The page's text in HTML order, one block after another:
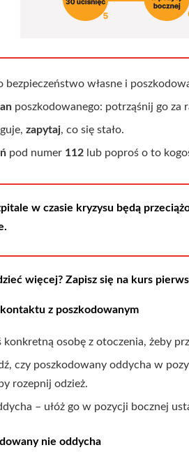
bezpieczeństwo własne i
poszkodowanego: potrząśnij go za
zapytaj, co się stało.
pod numer 112 lub poproś o to
w czasie kryzysu będą
więcej? Zapisz się na kurs
z poszkodowanym
konkretną osobę z otoczenia, żeby
czy poszkodowany oddycha w
rozepnij odzież.
– ułóż go w pozycji bocznej
nie oddycha